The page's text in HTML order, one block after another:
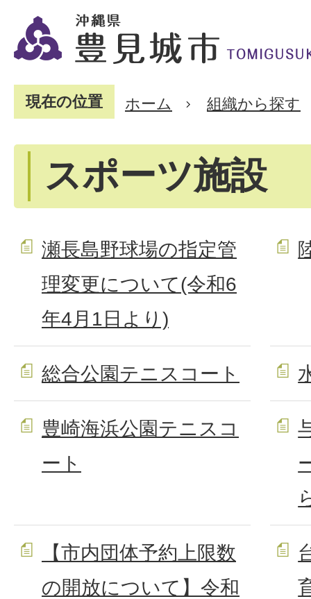
現在の位置 ホーム 組織から探す
スポーツ施設
瀬長島野球場の指定管
理変更について(令和6
年4月1日より)
総合公園テニスコート
豊崎海浜公園テニスコ
ート
【市内団体予約上限数
の開放について】令和